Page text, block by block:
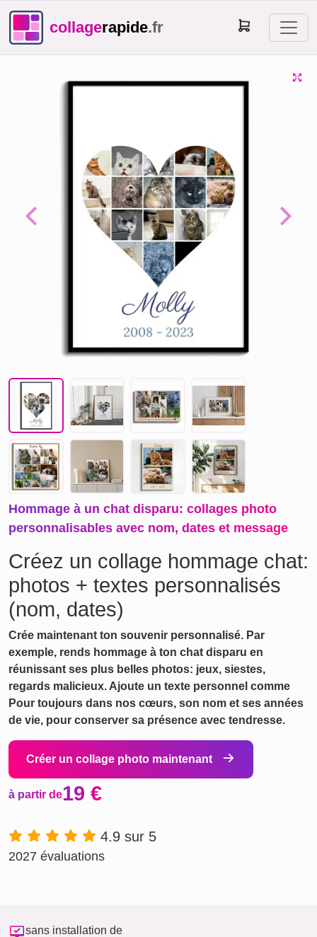
collagerapide.fr
Previous Next
Hommage à un chat disparu: collages photo
personnalisables avec nom, dates et message
Créez un collage hommage chat:
photos + textes personnalisés
(nom, dates)
Crée maintenant ton souvenir personnalisé. Par
exemple, rends hommage à ton chat disparu en
réunissant ses plus belles photos: jeux, siestes,
regards malicieux. Ajoute un texte personnel comme
Pour toujours dans nos cœurs, son nom et ses années
de vie, pour conserver sa présence avec tendresse.
Créer un collage photo maintenant
à partir de19 €
4.9 sur 5
2027 évaluations
sans installation de